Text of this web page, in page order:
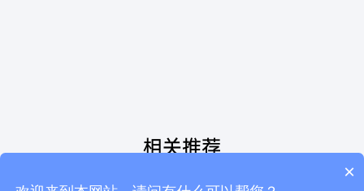
相关推荐
现在有优惠活动么？×